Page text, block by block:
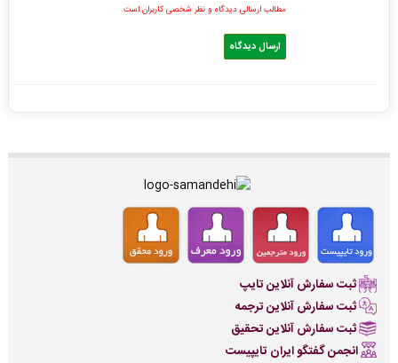
مطالب ارسالی دیدگاه و نظر شخصی کاربران است.
ثبت سفارش آنلاین تایپ
ثبت سفارش آنلاین ترجمه
ثبت سفارش آنلاین تحقیق
انجمن گفتگو ایران تایپیست